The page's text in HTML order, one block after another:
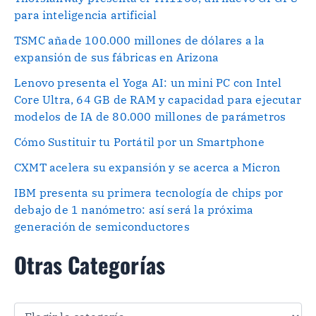
para inteligencia artificial
TSMC añade 100.000 millones de dólares a la
expansión de sus fábricas en Arizona
Lenovo presenta el Yoga AI: un mini PC con Intel
Core Ultra, 64 GB de RAM y capacidad para ejecutar
modelos de IA de 80.000 millones de parámetros
Cómo Sustituir tu Portátil por un Smartphone
CXMT acelera su expansión y se acerca a Micron
IBM presenta su primera tecnología de chips por
debajo de 1 nanómetro: así será la próxima
generación de semiconductores
Otras Categorías
O